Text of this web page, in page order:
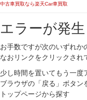
中古車買取なら楽天Car車買取
エラーが発
お手数ですが次のいずれか
なおリンクをクリックさ
少し時間を置いてもう一度
ブラウザの「戻る」ボタン
トップページから探す